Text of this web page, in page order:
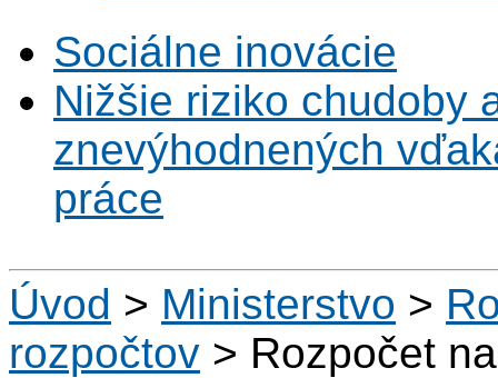
Sociálne inovácie
Nižšie riziko chudoby
znevýhodnených
práce
Úvod > Ministerstvo >
rozpočtov > Rozpočet